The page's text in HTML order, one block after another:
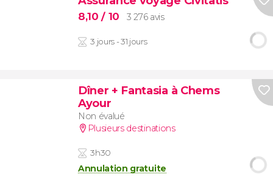
8,10/ 10 3 276 avis
3 jours - 31 jours
Dîner + Fantasia à Chems
Ayour
Non évalué
Plusieurs destinations
3h30
Annulation gratuite